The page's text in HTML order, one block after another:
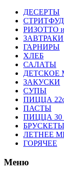
ДЕСЕРТЫ
СТРИТФУД
РИЗОТТО
ЗАВТРАКИ
ГАРНИРЫ
ХЛЕБ
САЛАТЫ
ДЕТСКОЕ
ЗАКУСКИ
СУПЫ
ПИЦЦА
ПАСТЫ
ПИЦЦА 30
ЛЕТНЕЕ
ГОРЯЧЕЕ
Меню